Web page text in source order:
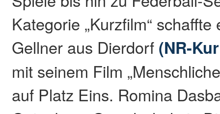
Kategorie „Kurzfilm“
Gellner aus Dierdorf (NR-
mit seinem Film
auf Platz Eins. Romina